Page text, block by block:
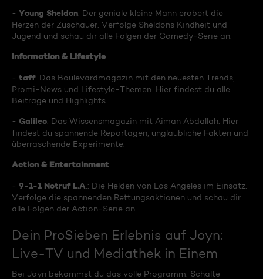
- Young Sheldon: Der geniale kleine Mann erobert die
Herzen der Zuschauer. Verfolge Sheldons Kindheit und
Jugend und schau dir alle Folgen der Comedy-Serie an.
Information & Lifestyle
- taff: Das Boulevardmagazin mit den neuesten Trends,
Promi-News und Lifestyle-Themen. Hier findest du alle
Beiträge und Highlights.
- Galileo: Das Wissensmagazin mit Aiman Abdallah. Hier
findest du spannende Reportagen, unglaubliche Fakten und
überraschende Experimente.
Action & Entertainment
- 9-1-1 Notruf L.A .: Die Helden von Los Angeles im Einsatz.
Verfolge die spannenden Rettungsaktionen und schau dir
alle Folgen der Action-Serie an.
Dein ProSieben Erlebnis auf Joyn:
Live-TV und Mediathek in Einem
Bei Joyn bekommst du das volle Programm. Schalte